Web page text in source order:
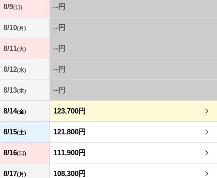
8/9(日) --円
8/10(月) --円
8/11(火) --円
8/12(水) --円
8/13(木) --円
8/14(金) 123,700円
8/15(土) 121,800円
8/16(日) 111,900円
8/17(月) 108,300円